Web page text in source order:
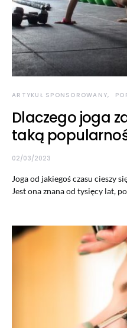
ARTYKUŁ SPONSOROWANY
Dlaczego joga
taką
02/03/2023
Joga od jakiegoś czasu cieszy
Jest ona znana od tysięcy lat,